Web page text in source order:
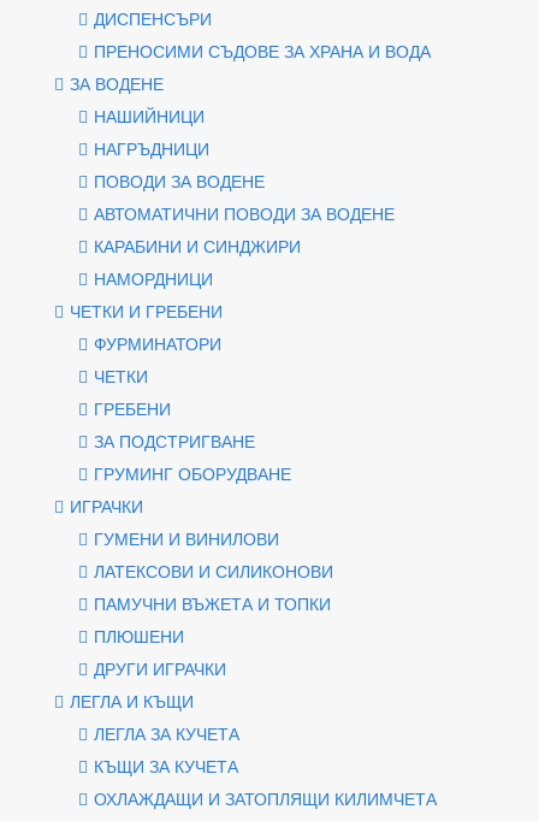
ДИСПЕНСЪРИ
ПРЕНОСИМИ СЪДОВЕ ЗА ХРАНА И ВОДА
ЗА ВОДЕНЕ
НАШИЙНИЦИ
НАГРЪДНИЦИ
ПОВОДИ ЗА ВОДЕНЕ
АВТОМАТИЧНИ ПОВОДИ ЗА ВОДЕНЕ
КАРАБИНИ И СИНДЖИРИ
НАМОРДНИЦИ
ЧЕТКИ И ГРЕБЕНИ
ФУРМИНАТОРИ
ЧЕТКИ
ГРЕБЕНИ
ЗА ПОДСТРИГВАНЕ
ГРУМИНГ ОБОРУДВАНЕ
ИГРАЧКИ
ГУМЕНИ И ВИНИЛОВИ
ЛАТЕКСОВИ И СИЛИКОНОВИ
ПАМУЧНИ ВЪЖЕТА И ТОПКИ
ПЛЮШЕНИ
ДРУГИ ИГРАЧКИ
ЛЕГЛА И КЪЩИ
ЛЕГЛА ЗА КУЧЕТА
КЪЩИ ЗА КУЧЕТА
ОХЛАЖДАЩИ И ЗАТОПЛЯЩИ КИЛИМЧЕТА